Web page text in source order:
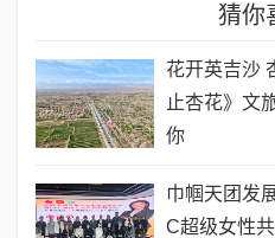
猜你
花开英吉沙
止杏花》文
你
巾帼天团发
C超级女性